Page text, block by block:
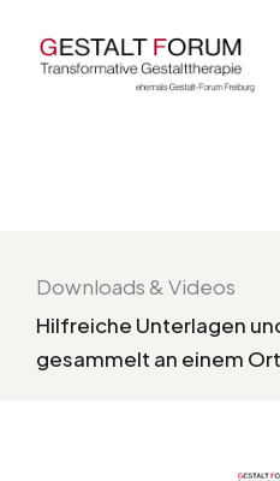
Inhalt
springen
Downloads & Videos
Hilfreiche Unterlagen
gesammelt an einem